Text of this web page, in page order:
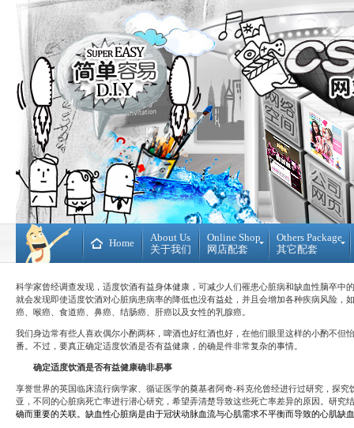
Home
About Us
关于我们
Online Shop
网店配套
Made
开
源
店
级
网
店
Others Package
其它配套
WebBuilder
DIY
Loan
System
系
统
科学家曾经调查发现，适度饮酒有益身体健康，可减少人们罹患心脏病和缺血性脑卒
就会发现即使适度饮酒对心脏病患病率的降低也没有益处，并且会增加各种疾病风险
癌、喉癌、食道癌、鼻癌、结肠癌、肝癌以及女性的乳腺癌。
我们身边常有些人喜欢偶尔小酌两杯，啤酒也好红酒也好，在他们眼里这样的小酌不
番。不过，要真正确定适度饮酒是否有益健康，的确是件非常复杂的事情。
确定适度饮酒是否有益健康确非易事
享誉世界的英国临床流行病学家、循证医学的奠基者阿奇-科克伦曾经进行过研究，探
亚，不同的心脏病死亡率进行潜心研究，希望弄清楚导致这些死亡率差异的原因。研
确而重要的关联。缺血性心脏病是由于冠状动脉血流与心肌需求不平衡而导致的心肌缺